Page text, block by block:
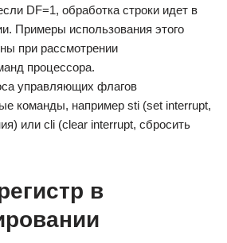
DF=1, обработка строки идет в
Примеры использования этого
при рассмотрении
процессора.
управляющих флагов
команды, например sti (set interrupt,
или cli (clear interrupt, сбросить
в